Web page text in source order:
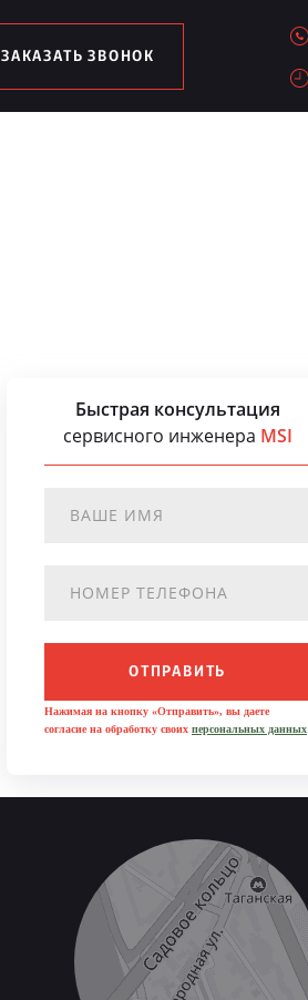
ЗАКАЗАТЬ ЗВОНОК
Быстрая консультация
сервисного инженера MSI
ОТПРАВИТЬ
Нажимая на кнопку «Отправить», вы даете
согласие на обработку своих персональных данных